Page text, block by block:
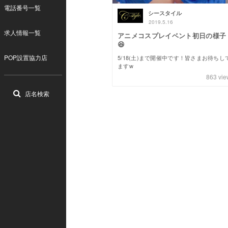
電話番号一覧
求人情報一覧
POP設置協力店
店名検索
シースタイル
2019.5.16
アニメコスプレイベント初日の様子
😆
5/18(土)まで開催中です！皆さまお待ちし
ますw
863